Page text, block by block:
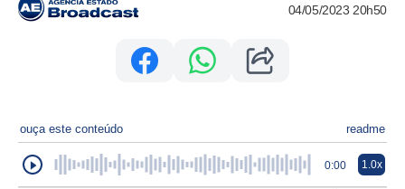
04/05/2023 20h50
ouça este conteúdo readme
0:00 1.0x